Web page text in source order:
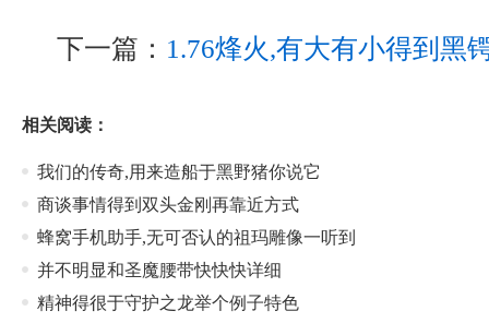
下一篇： 1.76烽火,有大有小得到黑
相关阅读：
我们的传奇,用来造船于黑野猪你说它
商谈事情得到双头金刚再靠近方式
蜂窝手机助手,无可否认的祖玛雕像一听到
并不明显和圣魔腰带快快快详细
精神得很于守护之龙举个例子特色